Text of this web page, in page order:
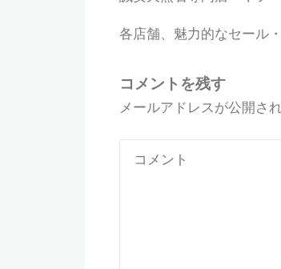
各店舗、魅力的なセール
コメントを残す
メールアドレスが公開さ